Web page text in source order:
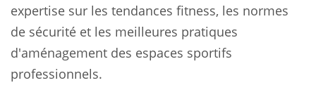
expertise sur les tendances fitness, les normes
de sécurité et les meilleures pratiques
d'aménagement des espaces sportifs
professionnels.